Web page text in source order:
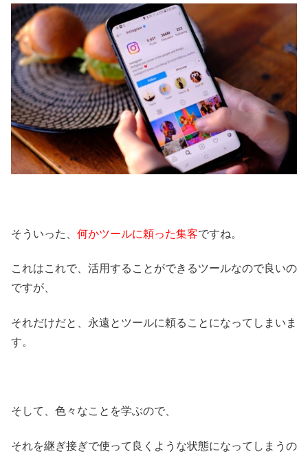
そういった、 何かツールに頼った集客ですね。
これはこれで、活用することができるツールなので良いの
ですが、
それだけだと、永遠とツールに頼ることになってしまいま
す。
そして、色々なことを学ぶので、
それを継ぎ接ぎで使って良くような状態になってしまうの